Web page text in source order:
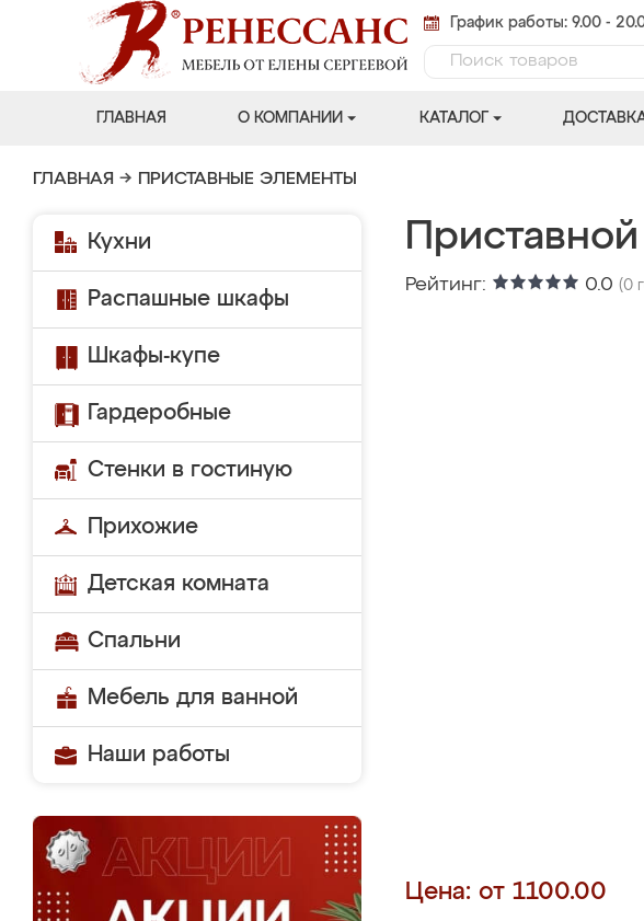
График работы: 9.00 -
ГЛАВНАЯ О КОМПАНИИ КАТАЛОГ
ГЛАВНАЯ → ПРИСТАВНЫЕ ЭЛЕМЕНТЫ
Кухни
Распашные шкафы
Шкафы-купе
Гардеробные
Стенки в гостиную
Прихожие
Детская комната
Спальни
Мебель для ванной
Наши работы
Рейтинг: 0.0 (0
Цена: от 1100.00